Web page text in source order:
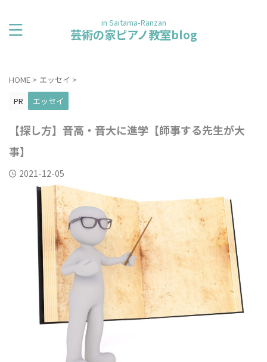
in Saitama-Ranzan
芸術の家ピアノ教室blog
HOME > エッセイ >
PR
エッセイ
【探し方】音高・音大に進学【師事する先生が大
事】
2021-12-05